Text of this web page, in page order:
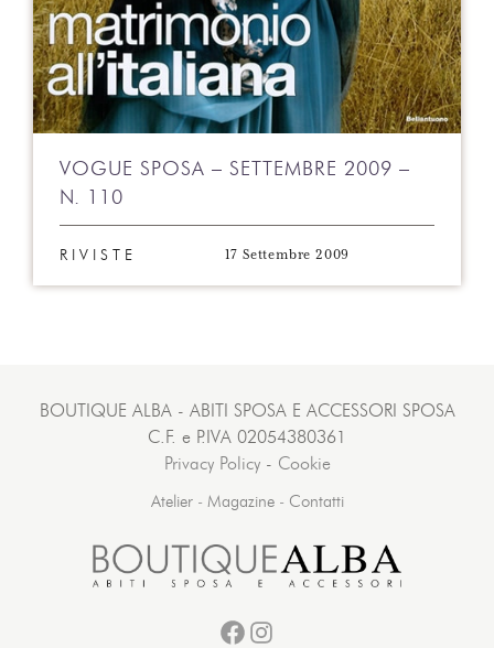
VOGUE SPOSA – SETTEMBRE 2009 –
N. 110
RIVISTE 17 Settembre 2009
BOUTIQUE ALBA - ABITI SPOSA E ACCESSORI SPOSA
C.F. e P.IVA 02054380361
Privacy Policy- Cookie
Atelier- Magazine- Contatti
Facebook